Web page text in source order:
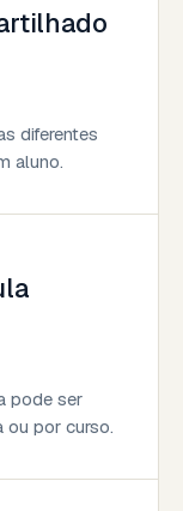
diferentes
aluno.
pode ser
ou por curso.